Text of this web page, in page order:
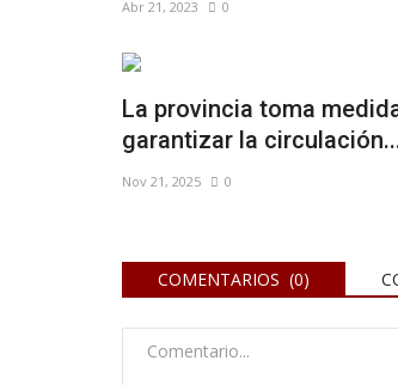
Abr 21, 2023 0
La provincia toma
garantizar la
Nov 21, 2025 0
COMENTARIOS (0)
de Residuos
Un estudio
aplicadas en la